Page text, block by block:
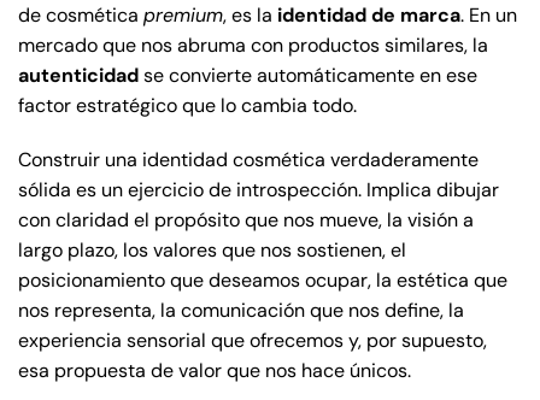
de cosmética premium, es la identidad de marca. En un
mercado que nos abruma con productos similares, la
autenticidadse convierte automáticamente en ese
factor estratégico que lo cambia todo.
Construir una identidad cosmética verdaderamente
sólida es un ejercicio de introspección. Implica dibujar
con claridad el propósito que nos mueve, la visión a
largo plazo, los valores que nos sostienen, el
posicionamiento que deseamos ocupar, la estética que
nos representa, la comunicación que nos define, la
experiencia sensorial que ofrecemos y, por supuesto,
esa propuesta de valor que nos hace únicos.